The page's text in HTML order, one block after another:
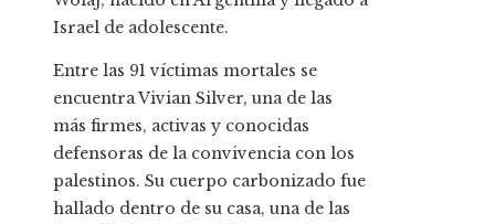
Israel de adolescente.
Entre las 91 víctimas mortales se
encuentra Vivian Silver, una de las
más firmes, activas y conocidas
defensoras de la convivencia con los
palestinos. Su cuerpo carbonizado fue
hallado dentro de su casa, una de las